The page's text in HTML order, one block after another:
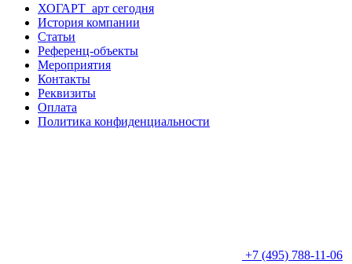
ХОГАРТ_арт сегодня
История компании
Статьи
Референц-объекты
Мероприятия
Контакты
Реквизиты
Оплата
Политика конфиденциальности
+7 (495) 788-11-06